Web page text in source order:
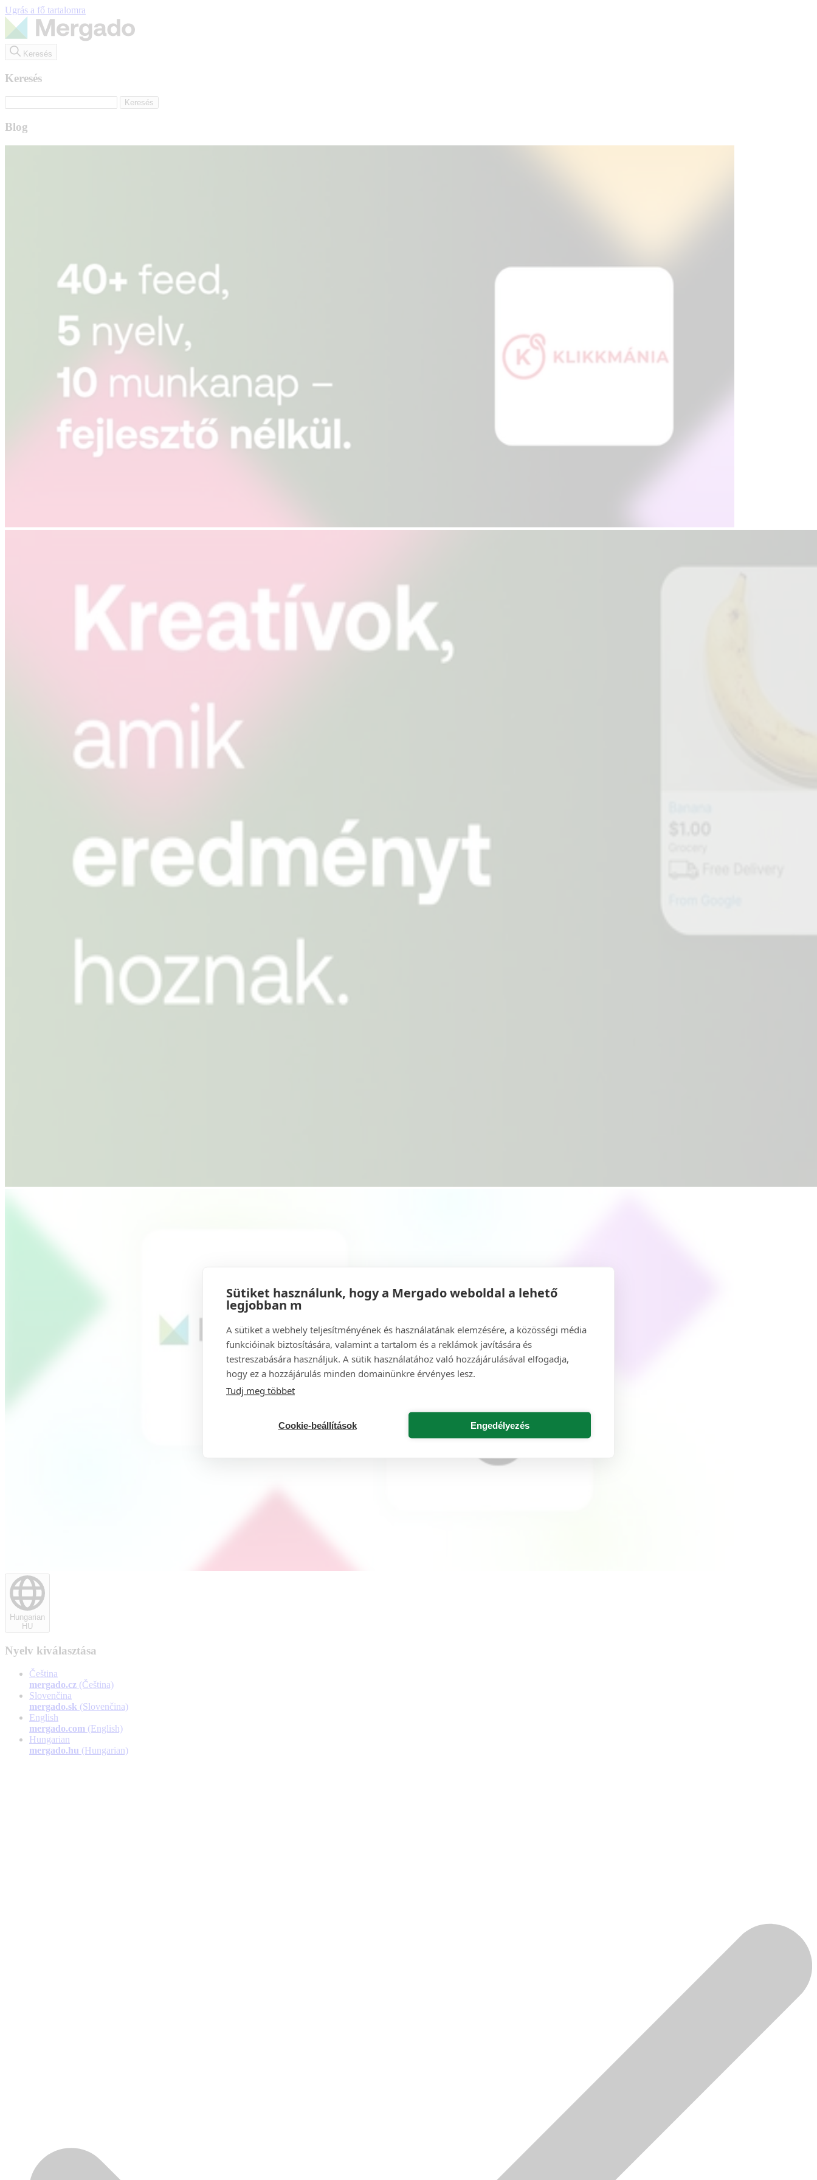
Ugrás a fő tartalomra
Keresés
Keresés
Blog
Hungarian
HU
Nyelv kiválasztása
Čeština
mergado.cz (Čeština)
Slovenčina
mergado.sk (Slovenčina)
English
mergado.com (English)
Hungarian
mergado.hu (Hungarian)
Sütiket használunk, hogy a Mergado weboldal a lehető
legjobban m
A sütiket a webhely teljesítményének és használatának elemzésére, a közösségi média
funkcióinak biztosítására, valamint a tartalom és a reklámok javítására és
testreszabására használjuk. A sütik használatához való hozzájárulásával elfogadja,
hogy ez a hozzájárulás minden domainünkre érvényes lesz.
Tudj meg többet
Cookie-beállítások Engedélyezés